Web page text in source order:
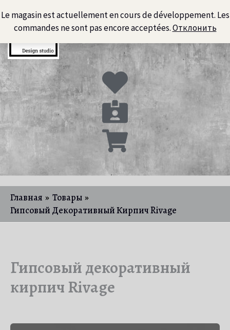
Le magasin est actuellement en cours de développement. Les
commandes ne sont pas encore acceptées.Отклонить
к
содержимому
Главная
Товары
Гипсовый Декоративный Кирпич Rivage
Гипсовый декоративный
кирпич Rivage